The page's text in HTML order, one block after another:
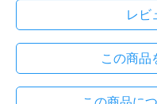
レビ
この商品